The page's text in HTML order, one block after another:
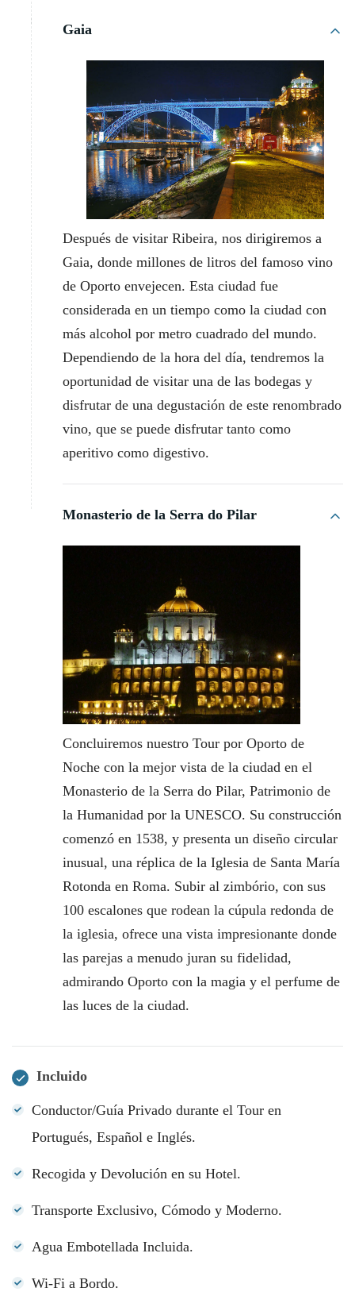
Gaia
Después de visitar Ribeira, nos dirigiremos a
Gaia, donde millones de litros del famoso vino
de Oporto envejecen. Esta ciudad fue
considerada en un tiempo como la ciudad con
más alcohol por metro cuadrado del mundo.
Dependiendo de la hora del día, tendremos la
oportunidad de visitar una de las bodegas y
disfrutar de una degustación de este renombrado
vino, que se puede disfrutar tanto como
aperitivo como digestivo.
Monasterio de la Serra do Pilar
Concluiremos nuestro Tour por Oporto de
Noche con la mejor vista de la ciudad en el
Monasterio de la Serra do Pilar, Patrimonio de
la Humanidad por la UNESCO. Su construcción
comenzó en 1538, y presenta un diseño circular
inusual, una réplica de la Iglesia de Santa María
Rotonda en Roma. Subir al zimbório, con sus
100 escalones que rodean la cúpula redonda de
la iglesia, ofrece una vista impresionante donde
las parejas a menudo juran su fidelidad,
admirando Oporto con la magia y el perfume de
las luces de la ciudad.
Incluido
Conductor/Guía Privado durante el Tour en
Portugués, Español e Inglés.
Recogida y Devolución en su Hotel.
Transporte Exclusivo, Cómodo y Moderno.
Agua Embotellada Incluida.
Wi-Fi a Bordo.